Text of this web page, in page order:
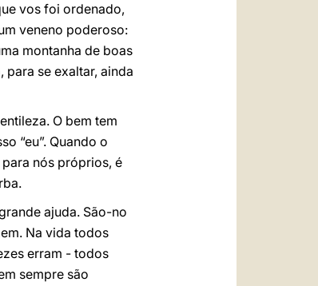
vos foi ordenado,
veneno poderoso:
montanha de boas
se exaltar, ainda
O bem tem
“eu”. Quando o
nós próprios, é
ajuda. São-no
Na vida todos
erram - todos
sempre são